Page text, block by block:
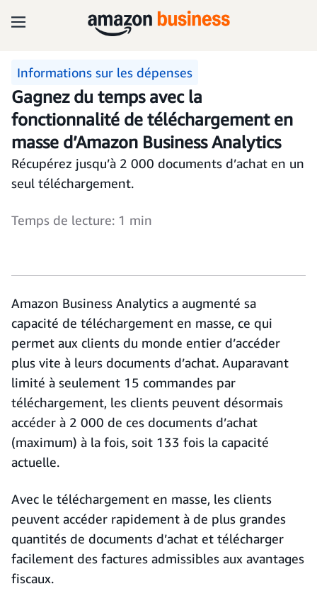
Informations sur les dépenses
Gagnez du temps avec la
fonctionnalité de téléchargement en
masse d’Amazon Business Analytics
Récupérez jusqu’à 2 000 documents d’achat en un
seul téléchargement.
Temps de lecture: 1 min
Amazon Business Analytics a augmenté sa
capacité de téléchargement en masse, ce qui
permet aux clients du monde entier d’accéder
plus vite à leurs documents d’achat. Auparavant
limité à seulement 15 commandes par
téléchargement, les clients peuvent désormais
accéder à 2 000 de ces documents d’achat
(maximum) à la fois, soit 133 fois la capacité
actuelle.
Avec le téléchargement en masse, les clients
peuvent accéder rapidement à de plus grandes
quantités de documents d’achat et télécharger
facilement des factures admissibles aux avantages
fiscaux.